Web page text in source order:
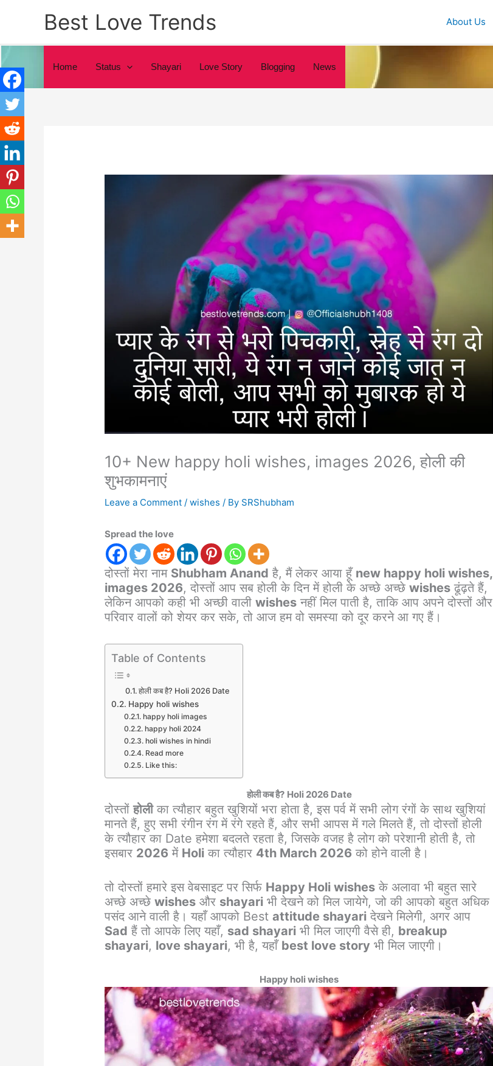
Best Love Trends About Us
Home Status Shayari Love Story Blogging News
10+ New happy holi wishes, images 2026, होली की
शुभकामनाएं
Leave a Comment /wishes / By SRShubham
Spread the love
दोस्तों मेरा नाम Shubham Anand है, मैं लेकर आया हूँ new happy holi wishes,
images 2026, दोस्तों आप सब होली के दिन में होली के अच्छे अच्छेwishes ढूंढ़ते हैं,
लेकिन आपको कही भी अच्छी वालीwishes नहीं मिल पाती है, ताकि आप अपने दोस्तों और
परिवार वालों को शेयर कर सके, तो आज हम वो समस्या को दूर करने आ गए हैं।
Table of Contents
होली कब है? Holi 2026 Date
Happy holi wishes
happy holi images
happy holi 2024
holi wishes in hindi
Read more
Like this:
होली कब है? Holi 2026 Date
दोस्तोंहोलीका त्यौहार बहुत खुशियों भरा होता है, इस पर्व में सभी लोग रंगों के साथ खुशियां
मानते हैं, हुए सभी रंगीन रंग में रंगे रहते हैं, और सभी आपस में गले मिलते हैं, तो दोस्तों होली
के त्यौहार का Date हमेशा बदलते रहता है, जिसके वजह है लोग को परेशानी होती है, तो
इसबार 2026 में Holi का त्यौहार 4th March 2026 को होने वाली है।
तो दोस्तों हमारे इस वेबसाइट पर सिर्फ Happy Holi wishes के अलावा भी बहुत सारे
अच्छे अच्छेwishes और shayari भी देखने को मिल जायेगे, जो की आपको बहुत अधिक
पसंद आने वाली है। यहाँ आपको Bestattitude shayari देखने मिलेगी, अगर आप
Sad हैं तो आपके लिए यहाँ, sad shayari भी मिल जाएगी वैसे ही, breakup
shayari, love shayari, भी है, यहाँ best love story भी मिल जाएगी।
Happy holi wishes